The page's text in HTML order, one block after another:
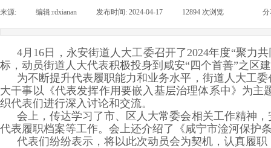
来源: 编辑:rdxianan 发布时间: 2024-04-17 12894 次浏览 分
4月16日，永安街道人大工委召开了2024年度“聚力
标，动员街道人大代表积极投身到咸安“四个首善”之区
为不断提升代表履职能力和业务水平，街道人大工
大干事以《代表发挥作用要嵌入基层治理体系中》为
织代表们进行深入讨论和交流。
会上，传达学习了市、区人大常委会相关工作精神
代表履职档案等工作。会上还介绍了《咸宁市淦河保护
代表们纷纷表示，将以此次动员会为契机，认真履